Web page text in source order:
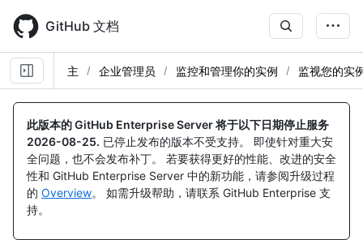
main
content
GitHub 文档
主 企业管理员 监控和管理你的实例 监视您的实
此版本的 GitHub Enterprise Server 将于以下日期停止服务
2026-08-25. 已停止发布的版本不受支持。 即使针对重大安
全问题，也不会发布补丁。 若要获得更好的性能、改进的安全
性和 GitHub Enterprise Server 中的新功能，请参阅升级过程
的 Overview。 如需升级帮助，请联系 GitHub Enterprise 支
持。